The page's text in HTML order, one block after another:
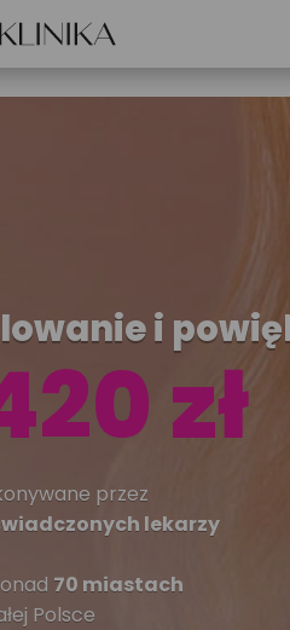
i
zł
przez
lekarzy
70 miastach
Polsce